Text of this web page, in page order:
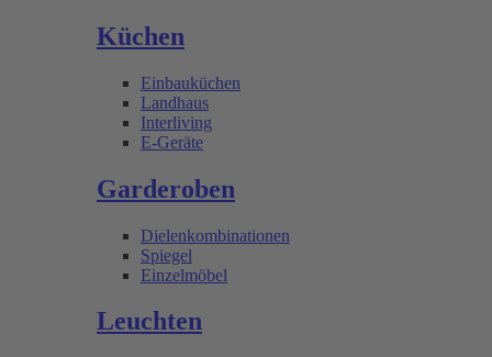
Küchen
Einbauküchen
Landhaus
Interliving
E-Geräte
Garderoben
Dielenkombinationen
Spiegel
Einzelmöbel
Leuchten